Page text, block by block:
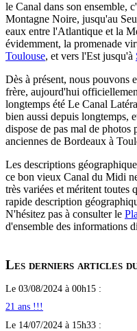
le Canal dans son ensemble,
Montagne Noire, jusqu'au
eaux entre l'Atlantique et la
évidemment, la promenade
Toulouse, et vers l'Est jusqu'à
Dès à présent, nous pouvons
frère, aujourd'hui
longtemps été Le Canal
bien aussi depuis longtemps,
dispose de pas mal de photos
anciennes de Bordeaux à
Les descriptions
ce bon vieux Canal du Midi
très variées et méritent toutes
rapide description
N'hésitez pas à consulter le
d'ensemble des informations
Les derniers articles
Le 03/08/2024 à 00h15 :
21 ans !!!
Le 14/07/2024 à 15h33 :